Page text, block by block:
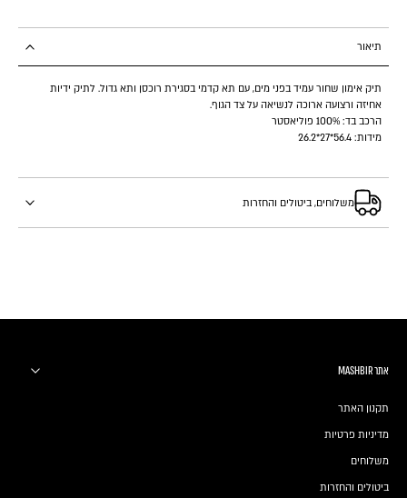
תיאור
תיק אימון שחור עמיד בפני מים, עם תא קדמי בסגירת רוכסן ותא גדול. לתיק ידיות
אחיזה ורצועה ארוכה לנשיאה על צד הגוף.
הרכב בד: 100% פוליאסטר
מידות: 56.4*27*26.2
משלוחים, ביטולים והחזרות
אתר MASHBIR
תקנון האתר
מדיניות פרטיות
משלוחים
ביטולים והחזרות